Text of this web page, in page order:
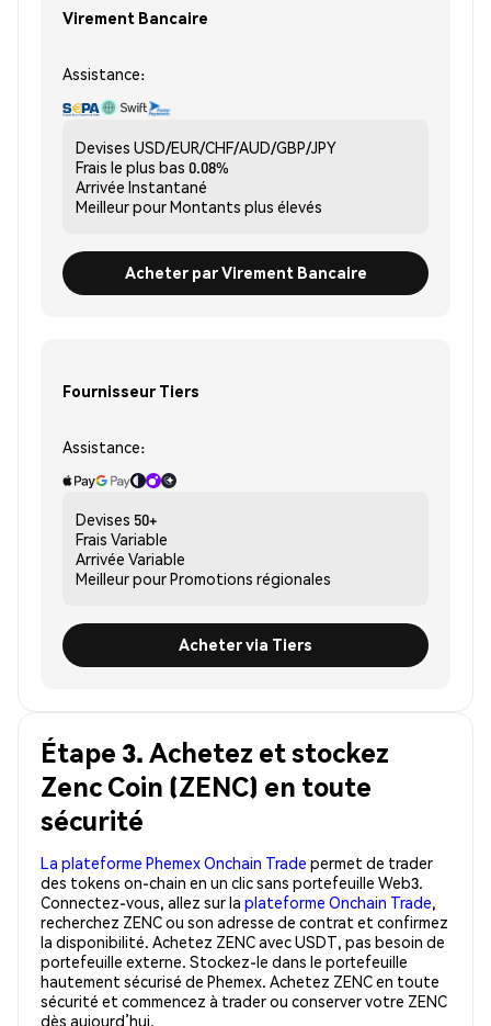
Virement Bancaire
Assistance:
Devises USD/EUR/CHF/AUD/GBP/JPY
Frais le plus bas 0.08%
Arrivée Instantané
Meilleur pourMontants plus élevés
Acheter par Virement Bancaire
Fournisseur Tiers
Assistance:
Devises 50+
Frais Variable
Arrivée Variable
Meilleur pourPromotions régionales
Acheter via Tiers
Étape 3. Achetez et stockez
Zenc Coin (ZENC) en toute
sécurité
La plateforme Phemex Onchain Trade permet de trader
des tokens on-chain en un clic sans portefeuille Web3.
Connectez-vous, allez sur la plateforme Onchain Trade,
recherchez ZENC ou son adresse de contrat et confirmez
la disponibilité. Achetez ZENC avec USDT, pas besoin de
portefeuille externe. Stockez-le dans le portefeuille
hautement sécurisé de Phemex. Achetez ZENC en toute
sécurité et commencez à trader ou conserver votre ZENC
dès aujourd’hui.